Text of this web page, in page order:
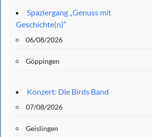
Spaziergang „Genuss mit
Geschichte(n)“
06/08/2026
Göppingen
Konzert: Die Birds Band
07/08/2026
Geislingen